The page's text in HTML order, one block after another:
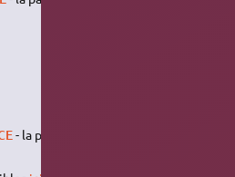
- la page pour la personnalisation